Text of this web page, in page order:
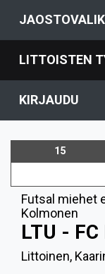
LITTOISTEN
KIRJAUDU
15
Futsal miehet
Kolmonen
LTU -
Littoinen,